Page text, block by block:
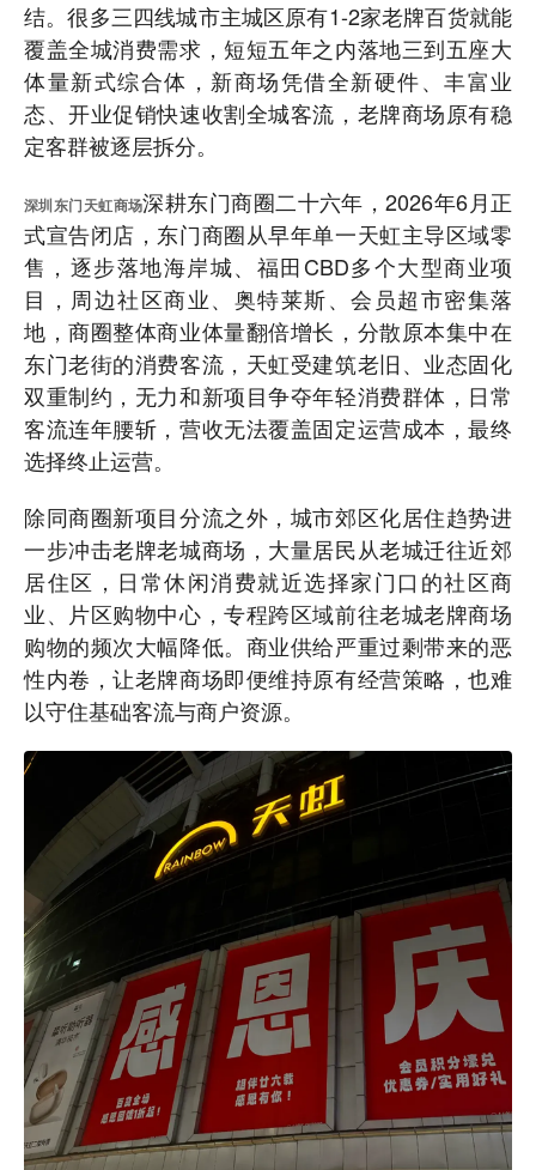
结。很多三四线城市主城区原有1-2家老牌百货就能
覆盖全城消费需求，短短五年之内落地三到五座大
体量新式综合体，新商场凭借全新硬件、丰富业
态、开业促销快速收割全城客流，老牌商场原有稳
定客群被逐层拆分。
深圳东门天虹商场深耕东门商圈二十六年，2026年6月正
式宣告闭店，东门商圈从早年单一天虹主导区域零
售，逐步落地海岸城、福田CBD多个大型商业项
目，周边社区商业、奥特莱斯、会员超市密集落
地，商圈整体商业体量翻倍增长，分散原本集中在
东门老街的消费客流，天虹受建筑老旧、业态固化
双重制约，无力和新项目争夺年轻消费群体，日常
客流连年腰斩，营收无法覆盖固定运营成本，最终
选择终止运营。
除同商圈新项目分流之外，城市郊区化居住趋势进
一步冲击老牌老城商场，大量居民从老城迁往近郊
居住区，日常休闲消费就近选择家门口的社区商
业、片区购物中心，专程跨区域前往老城老牌商场
购物的频次大幅降低。商业供给严重过剩带来的恶
性内卷，让老牌商场即便维持原有经营策略，也难
以守住基础客流与商户资源。